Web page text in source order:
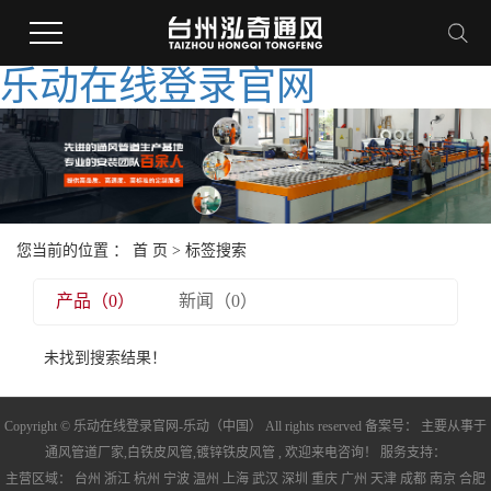
乐动在线登录官网
您当前的位置 ： 首 页 > 标签搜索
产品（0） 新闻（0）
未找到搜索结果！
Copyright © 乐动在线登录官网-乐动（中国） All rights reserved 备案号： 主要从事于
通风管道厂家, 白铁皮风管,镀锌铁皮风管 , 欢迎来电咨询！ 服务支持：
主营区域： 台州 浙江 杭州 宁波 温州 上海 武汉 深圳 重庆 广州 天津 成都 南京 合肥